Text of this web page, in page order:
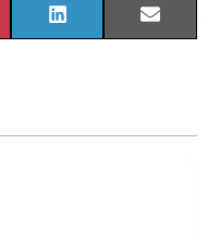
K I